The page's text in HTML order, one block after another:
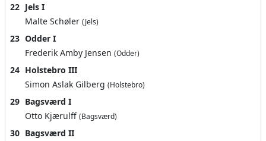
22 Jels I
Malte Schøler (Jels)
23 Odder I
Frederik Amby Jensen (Odder)
24 Holstebro III
Simon Aslak Gilberg (Holstebro)
29 Bagsværd I
Otto Kjærulff (Bagsværd)
30 Bagsværd II